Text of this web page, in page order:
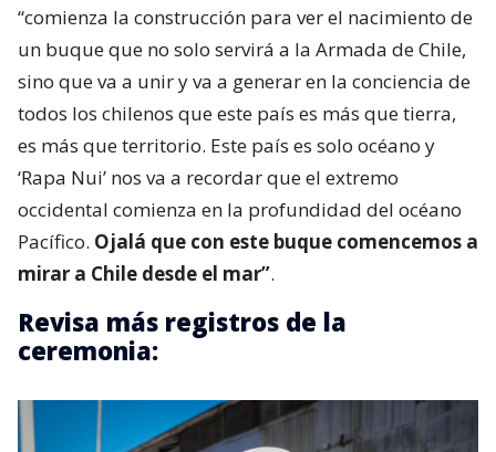
“comienza la construcción para ver el nacimiento de
un buque que no solo servirá a la Armada de Chile,
sino que va a unir y va a generar en la conciencia de
todos los chilenos que este país es más que tierra,
es más que territorio. Este país es solo océano y
‘Rapa Nui’ nos va a recordar que el extremo
occidental comienza en la profundidad del océano
Pacífico. Ojalá que con este buque comencemos a
mirar a Chile desde el mar”.
Revisa más registros de la
ceremonia: